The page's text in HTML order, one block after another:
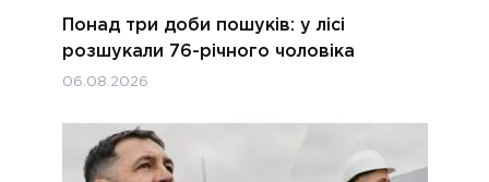
Понад три доби пошуків: у лісі
розшукали 76-річного чоловіка
06.08.2026